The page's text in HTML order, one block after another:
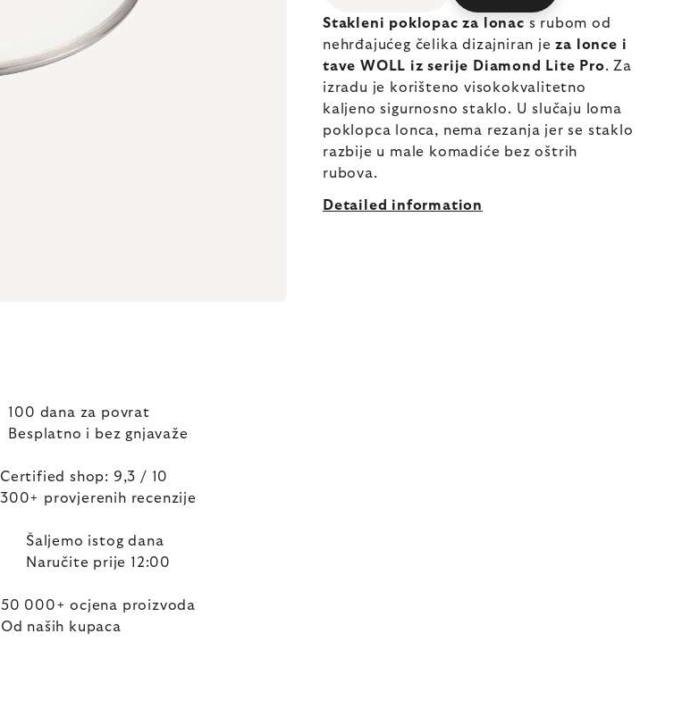
Stakleni poklopac za lonac s rubom od
nehrđajućeg čelika dizajniran jeza lonce i
tave WOLL iz serije Diamond Lite Pro. Za
izradu je korišteno visokokvalitetno
kaljeno sigurnosno staklo. U slučaju loma
poklopca lonca, nema rezanja jer se staklo
razbije u male komadiće bez oštrih
rubova.
Detailed information
100 dana za povrat
Besplatno i bez gnjavaže
Certified shop: 9,3 / 10
300+ provjerenih recenzije
Šaljemo istog dana
Naručite prije 12:00
50 000+ ocjena proizvoda
Od naših kupaca